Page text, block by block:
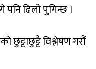
ढिलो पुगिन्छ ।
छुट्टाछुट्टै विश्लेषण गरौं